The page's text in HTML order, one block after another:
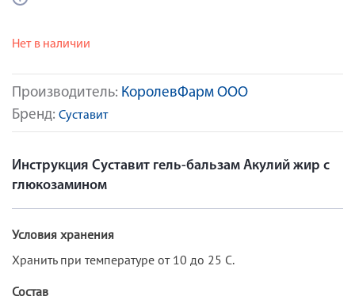
Производитель: КоролевФарм ООО
Бренд: Суставит
Нет в наличии
Инструкция Суставит гель-бальзам Акулий жир с
глюкозамином
Условия хранения
Хранить при температуре от 10 до 25 С.
Состав